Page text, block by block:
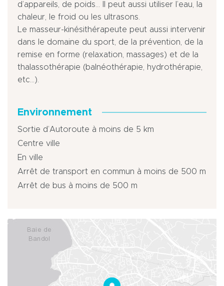
d’appareils, de poids… Il peut aussi utiliser l’eau, la
chaleur, le froid ou les ultrasons.
Le masseur-kinésithérapeute peut aussi intervenir
dans le domaine du sport, de la prévention, de la
remise en forme (relaxation, massages) et de la
thalassothérapie (balnéothérapie, hydrothérapie,
etc…).
Environnement
Sortie d’Autoroute à moins de 5 km
Centre ville
En ville
Arrêt de transport en commun à moins de 500 m
Arrêt de bus à moins de 500 m